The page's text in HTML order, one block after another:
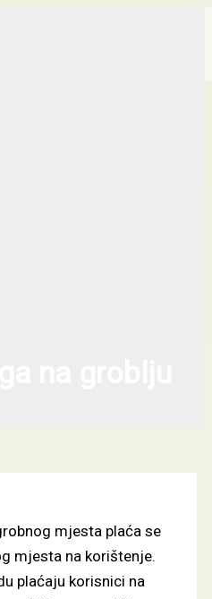
mjesta plaća se
mjesta na korištenje.
plaćaju korisnici na